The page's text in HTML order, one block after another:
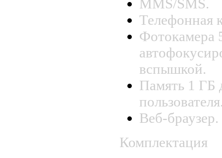
MMS/SMS.
Телефонная
вспышкой.
Память 1 ГБ
Веб-браузер.
Комплектация